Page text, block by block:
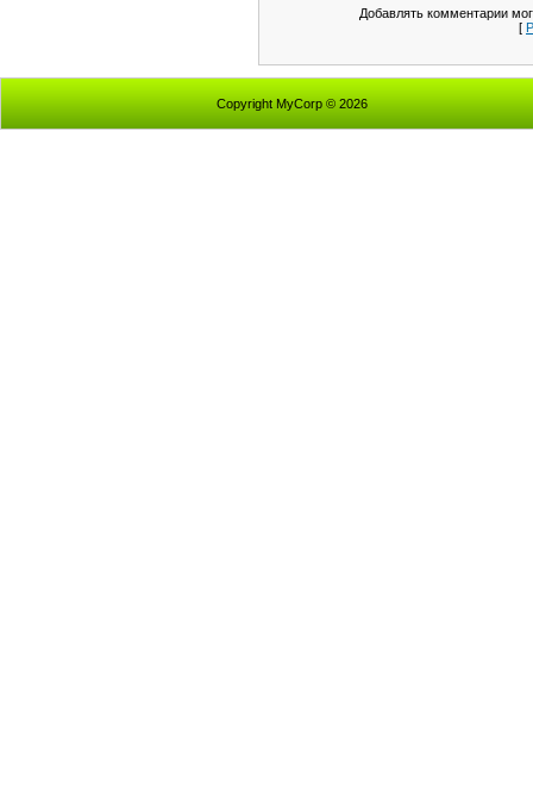
Добавлять комментарии
[
Copyright MyCorp © 2026